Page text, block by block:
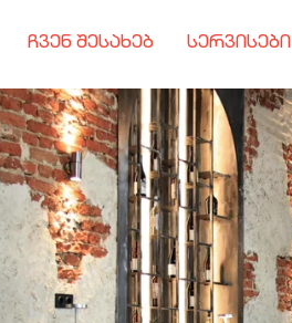
ჩვენ შესახებ სერვისები